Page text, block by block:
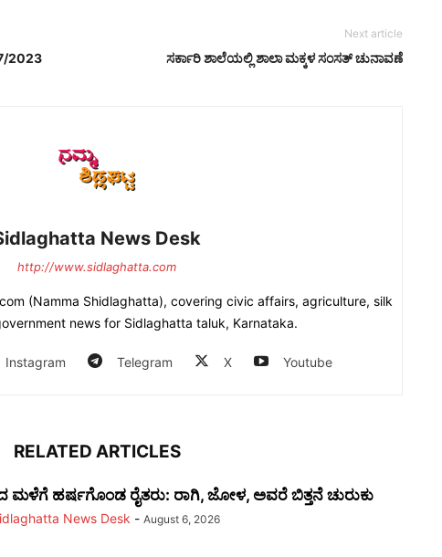
2023
Next article
ಸರ್ಕಾರಿ ಶಾಲೆಯಲ್ಲಿ ಶಾಲಾ ಮಕ್ಕಳ ಸಂಸತ್ ಚುನಾವಣೆ
News Desk
http://www.sidlaghatta.com
(Namma Shidlaghatta), covering civic affairs, agriculture, silk
news for Sidlaghatta taluk, Karnataka.
Instagram Telegram X Youtube
RELATED ARTICLES
ಮಳೆಗೆ ಹರ್ಷಗೊಂಡ ರೈತರು: ರಾಗಿ, ಜೋಳ, ಅವರೆ ಬಿತ್ತನೆ ಚುರುಕು
News Desk - August 6, 2026